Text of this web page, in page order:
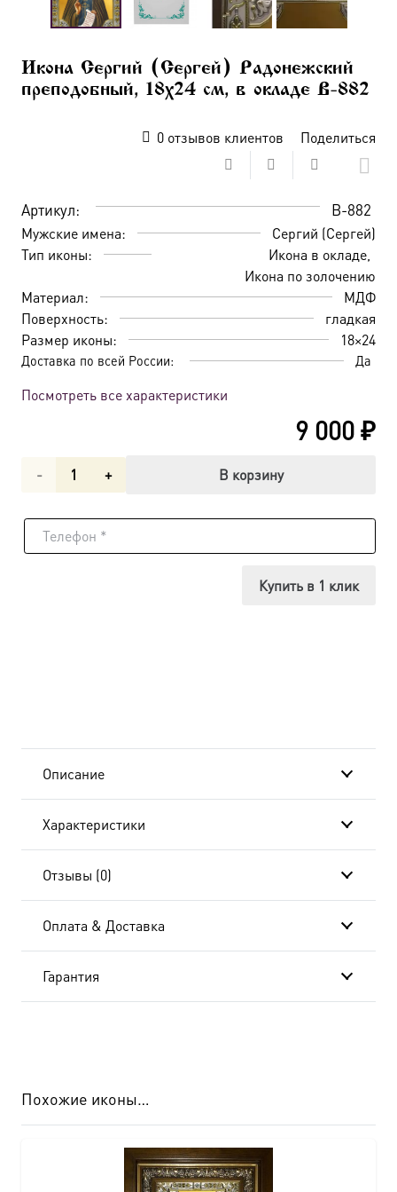
Икона Сергий (Сергей) Радонежский
преподобный, 18х24 см, в окладе B-882
0отзывов клиентов Поделиться
Артикул: B-882
Мужские имена:
Сергий (Сергей)
Тип иконы:
Икона в окладе
Икона по золочению
Материал:
МДФ
Поверхность:
гладкая
Размер иконы:
18×24
Доставка по всей России: Да
Посмотреть все характеристики
9 000₽
Количество
Икона
B-
В корзину
Купить в 1 клик
Описание
Характеристики
Отзывы (0)
Оплата & Доставка
Гарантия
Похожие иконы…